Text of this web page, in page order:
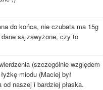
do końca, nie czubata ma 15g
są zawyżone, czy to
(szczególnie względem
miodu (Maciej był
naszej i bardziej płaska.